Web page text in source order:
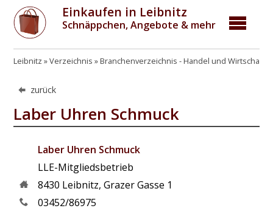
Einkaufen in Leibnitz
Schnäppchen, Angebote & mehr
Leibnitz Verzeichnis Branchenverzeichnis - Handel und Wirtschaft
zurück
Laber Uhren Schmuck
Laber Uhren Schmuck
LLE-Mitgliedsbetrieb
8430 Leibnitz,Grazer Gasse 1
03452/86975